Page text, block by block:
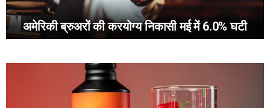
अमेरिकी ब्रुअरों की करयोग्य निकासी मई में 6.0% घटी